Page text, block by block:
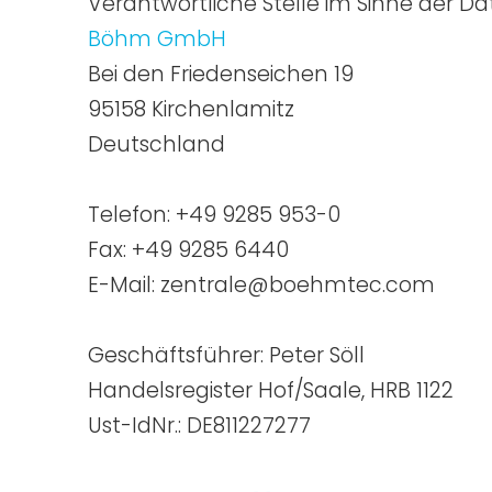
Böhm GmbH
Bei den Friedenseichen 19
95158 Kirchenlamitz
Deutschland
Telefon: +49 9285 953-0
Fax: +49 9285 6440
E-Mail: zentrale@boehmtec.com
Geschäftsführer: Peter Söll
Handelsregister Hof/Saale, HRB 1122
Ust-IdNr.: DE811227277